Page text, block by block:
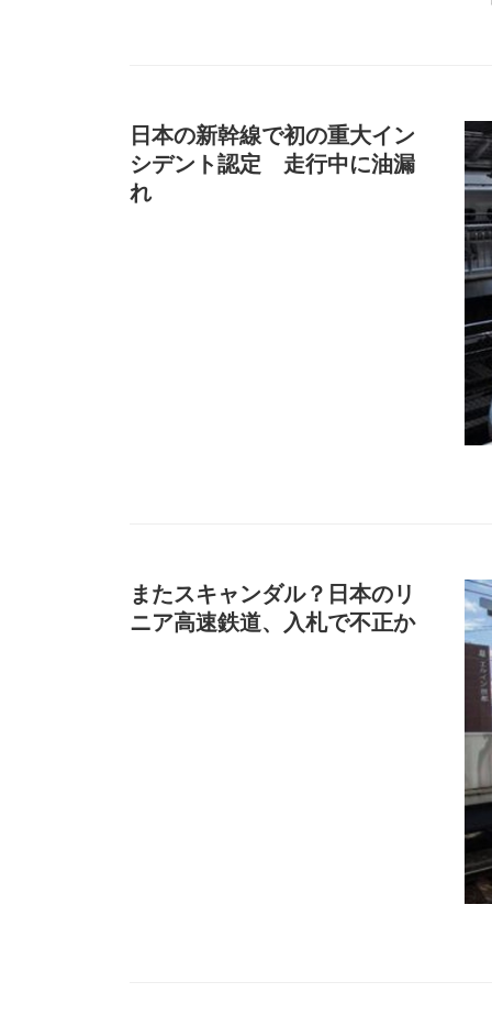
日本の新幹線で初の重大イン
シデント認定 走行中に油漏
れ
またスキャンダル？日本のリ
ニア高速鉄道、入札で不正か